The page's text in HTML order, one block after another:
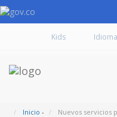
Kids
Inicio - Nuevos servicios